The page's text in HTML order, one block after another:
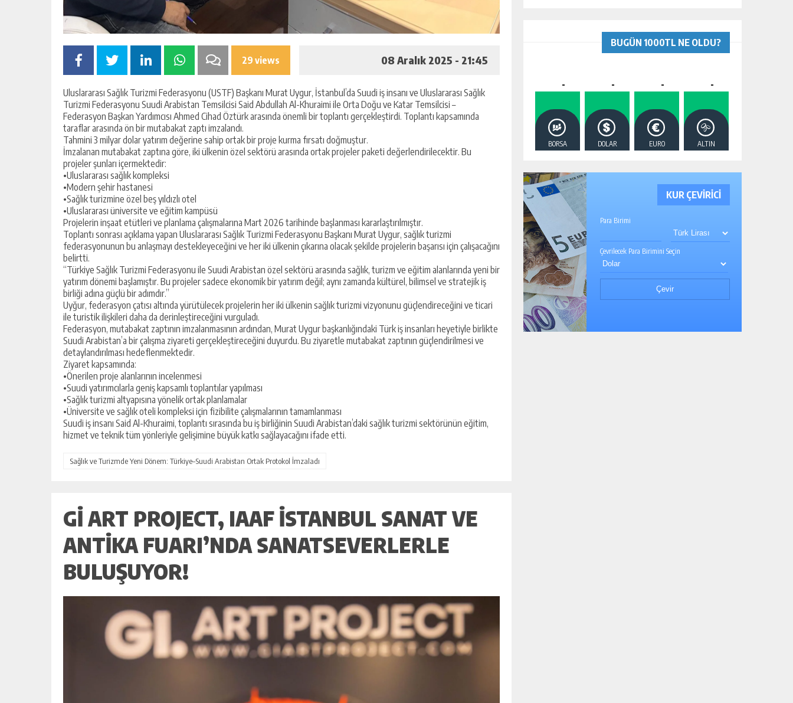
29 views 08 Aralık 2025 - 21:45
Uluslararası Sağlık Turizmi Federasyonu (USTF) Başkanı Murat Uygur, İstanbul’da Suudi iş insanı ve Uluslararası Sağlık
Turizmi Federasyonu Suudi Arabistan Temsilcisi Said Abdullah Al-Khuraimi ile Orta Doğu ve Katar Temsilcisi –
Federasyon Başkan Yardımcısı Ahmed Cihad Öztürk arasında önemli bir toplantı gerçekleştirdi. Toplantı kapsamında
taraflar arasında ön bir mutabakat zaptı imzalandı.
Tahmini 3 milyar dolar yatırım değerine sahip ortak bir proje kurma fırsatı doğmuştur.
İmzalanan mutabakat zaptına göre, iki ülkenin özel sektörü arasında ortak projeler paketi değerlendirilecektir. Bu
projeler şunları içermektedir:
•Uluslararası sağlık kompleksi
•Modern şehir hastanesi
•Sağlık turizmine özel beş yıldızlı otel
•Uluslararası üniversite ve eğitim kampüsü
Projelerin inşaat etütleri ve planlama çalışmalarına Mart 2026 tarihinde başlanması kararlaştırılmıştır.
Toplantı sonrası açıklama yapan Uluslararası Sağlık Turizmi Federasyonu Başkanı Murat Uygur, sağlık turizmi
federasyonunun bu anlaşmayı destekleyeceğini ve her iki ülkenin çıkarına olacak şekilde projelerin başarısı için çalışacağını
belirtti.
“Türkiye Sağlık Turizmi Federasyonu ile Suudi Arabistan özel sektörü arasında sağlık, turizm ve eğitim alanlarında yeni bir
yatırım dönemi başlamıştır. Bu projeler sadece ekonomik bir yatırım değil; aynı zamanda kültürel, bilimsel ve stratejik iş
birliği adına güçlü bir adımdır.”
Uyğur, federasyon çatısı altında yürütülecek projelerin her iki ülkenin sağlık turizmi vizyonunu güçlendireceğini ve ticari
ile turistik ilişkileri daha da derinleştireceğini vurguladı.
Federasyon, mutabakat zaptının imzalanmasının ardından, Murat Uygur başkanlığındaki Türk iş insanları heyetiyle birlikte
Suudi Arabistan’a bir çalışma ziyareti gerçekleştireceğini duyurdu. Bu ziyaretle mutabakat zaptının güçlendirilmesi ve
detaylandırılması hedeflenmektedir.
Ziyaret kapsamında:
•Önerilen proje alanlarının incelenmesi
•Suudi yatırımcılarla geniş kapsamlı toplantılar yapılması
•Sağlık turizmi altyapısına yönelik ortak planlamalar
•Üniversite ve sağlık oteli kompleksi için fizibilite çalışmalarının tamamlanması
Suudi iş insanı Said Al-Khuraimi, toplantı sırasında bu iş birliğinin Suudi Arabistan’daki sağlık turizmi sektörünün eğitim,
hizmet ve teknik tüm yönleriyle gelişimine büyük katkı sağlayacağını ifade etti.
Sağlık ve Turizmde Yeni Dönem: Türkiye–Suudi Arabistan Ortak Protokol İmzaladı
GI ART PROJECT, IAAF İSTANBUL SANAT VE
ANTIKA FUARI’NDA SANATSEVERLERLE
BULUŞUYOR!
BUGÜN 1000TL NE OLDU?
-
BORSA
-
DOLAR
-
EURO
-
ALTIN
KUR ÇEVİRİCİ
Para Birimi
Çevrilecek Para Birimini Seçin
Çevir